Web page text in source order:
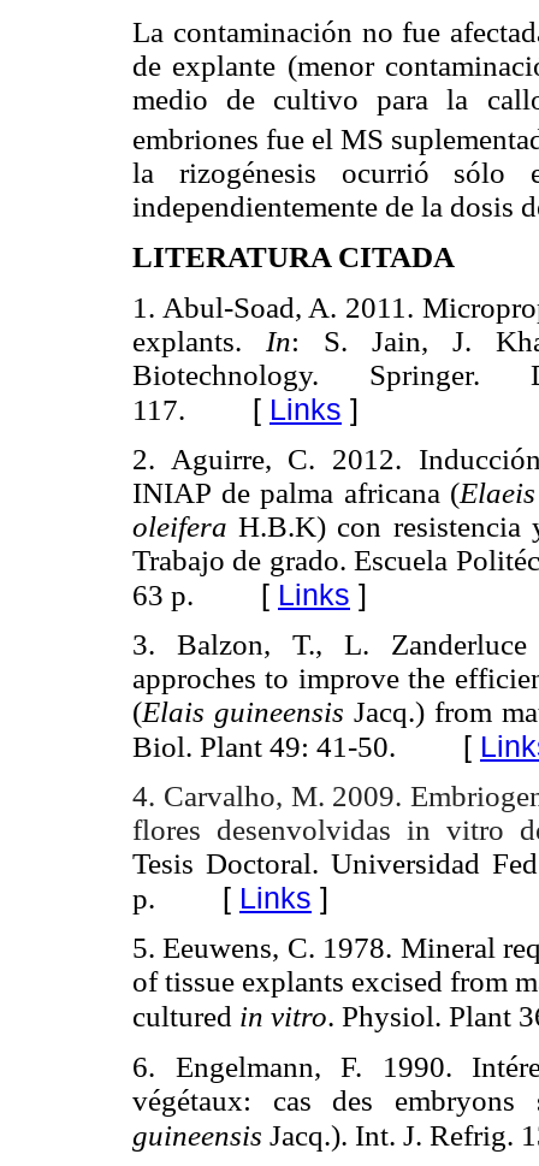
La contaminación no fue
de explante (menor
medio de cultivo para la
embriones fue el MS
la rizogénesis ocurrió sólo
independientemente de la dosis
LITERATURA CITADA
1. Abul-Soad, A. 2011.
explants. In: S. Jain, J.
Biotechnology.
117. [ Links ]
2. Aguirre, C. 2012.
INIAP de palma africana (
oleifera H.B.K) con
Trabajo de grado. Escuela
63 p. [ Links ]
3. Balzon, T., L.
approches to improve the
(Elais guineensis Jacq.) from
Biol. Plant 49: 41-50. [
4. Carvalho, M. 2009.
flores desenvolvidas in vitro
Tesis Doctoral. Universidad
p. [ Links ]
5. Eeuwens, C. 1978. Mineral
of tissue explants excised from
cultured in vitro. Physiol. Plant
6. Engelmann, F. 1990.
végétaux: cas des
guineensis Jacq.). Int. J. Refrig.